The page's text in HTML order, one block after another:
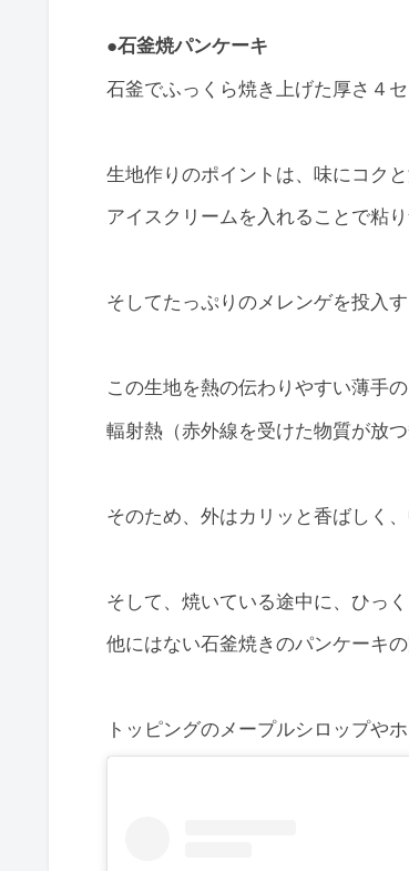
●石釜焼パンケーキ
石釜でふっくら焼き上げた厚さ４
生地作りのポイントは、味にコク
アイスクリームを入れることで粘
そしてたっぷりのメレンゲを投入
この生地を熱の伝わりやすい薄手
輻射熱（赤外線を受けた物質が放
そのため、外はカリッと香ばしく
そして、焼いている途中に、ひっ
他にはない石釜焼きのパンケーキの
トッピングのメープルシロップや